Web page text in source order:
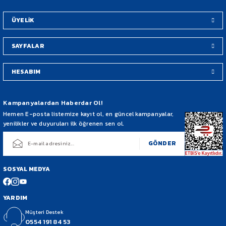
Bu ürüne benzer farklı alternatifler olmalı.
ÜYELİK
SAYFALAR
HESABIM
Kampanyalardan Haberdar Ol!
Hemen E-posta listemize kayıt ol, en güncel kampanyalar,
yenilikler ve duyuruları ilk öğrenen sen ol.
GÖNDER
SOSYAL MEDYA
YARDIM
Müşteri Destek
0554 191 84 53